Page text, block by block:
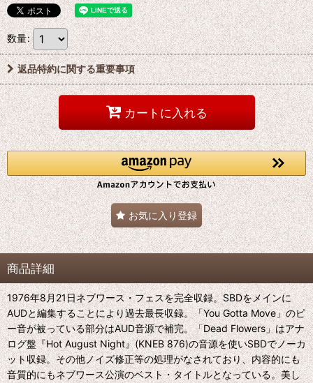
数量:
返品特約に関する重要事項
カートに入れる
お気に入り登録
商品詳細
1976年8月21日ネブワース・フェスを完全収録。SBDをメインに
AUDと編集することにより過去最長収録。「You Gotta Move」のピ
ー音が被っている部分はAUD音源で補完。「Dead Flowers」はアナ
ログ盤『Hot August Night』(KNEB 876)の音源を使いSBDでノーカ
ット収録。その他ノイズ修正等の処理がなされており、内容的にも
音質的にもネブワース公演のベスト・タイトルとなっている。美し